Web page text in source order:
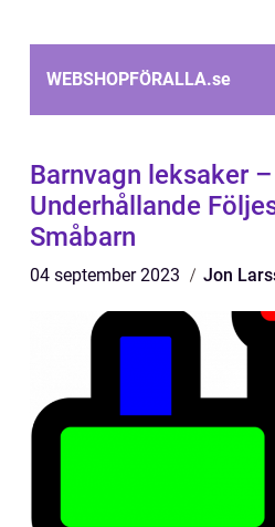
WEBSHOPFÖRALLA.se
Barnvagn leksaker
Underhållande
Småbarn
04 september 2023 Jon